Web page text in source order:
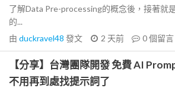
了解Data Pre-processing的概念後，接著就
的...
由 duckravel48 發文 2 天前 0個留言
【分享】台灣團隊開發 免費 AI
不用再到處找提示詞了